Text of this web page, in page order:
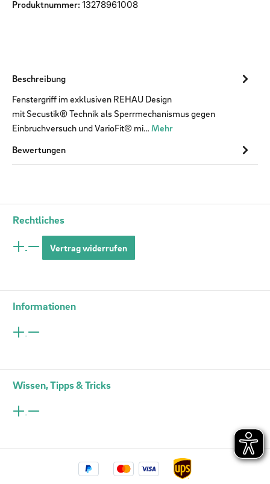
Produktnummer: 13278961008
Beschreibung
​ Fenstergriff im exklusiven REHAU Design
mit Secustik® Technik als Sperrmechanismus gegen
Einbruchversuch und VarioFit® mi… Mehr
Bewertungen
Rechtliches
Vertrag widerrufen
Informationen
Wissen, Tipps & Tricks